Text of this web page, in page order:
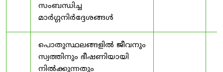
സംബന്ധിച്ച
മാർഗ്ഗനിർദ്ദേശങ്ങൾ
പൊതുസ്ഥലങ്ങളിൽ ജീവനും
സ്വത്തിനും ഭീഷണിയായി
നിൽക്കുന്നതും